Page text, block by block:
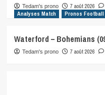
Tedam's prono 7 août 2026
Analyses Match Pronos Football
Waterford – Bohemians
Tedam's prono 7 août 2026